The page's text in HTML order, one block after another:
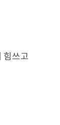
힘쓰고